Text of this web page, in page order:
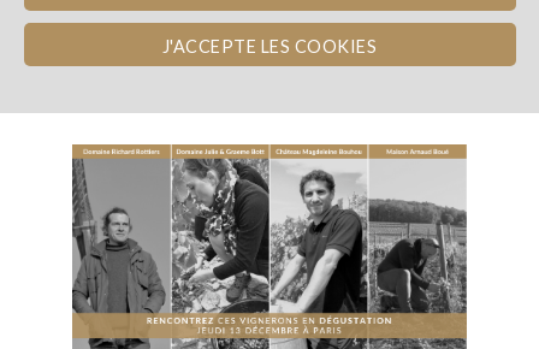
J'ACCEPTE LES COOKIES
Publié le 09/12/2018